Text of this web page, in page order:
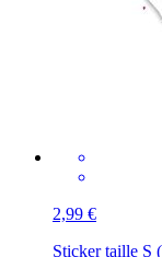
2,99 €
Sticker taille S